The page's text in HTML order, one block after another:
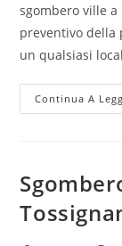
sgombero ville
preventivo della
un qualsiasi
Continua A